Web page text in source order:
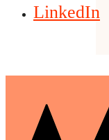
LinkedIn